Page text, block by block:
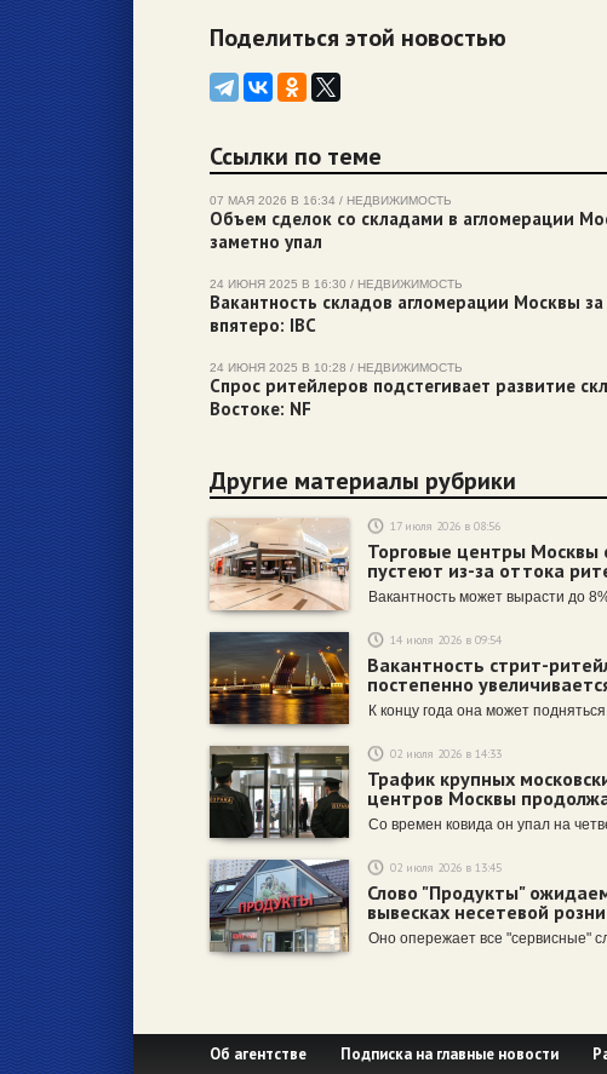
Поделиться этой новостью
Ссылки по теме
07 МАЯ 2026 В 16:34 / НЕДВИЖИМОСТЬ
Объем сделок со складами в агломерации
заметно упал
24 ИЮНЯ 2025 В 16:30 / НЕДВИЖИМОСТЬ
Вакантность складов агломерации Москвы
впятеро: IBC
24 ИЮНЯ 2025 В 10:28 / НЕДВИЖИМОСТЬ
Спрос ритейлеров подстегивает развитие
Востоке: NF
Другие материалы рубрики
17 июля 2026 в 08:56
Торговые центры Москвы
пустеют из-за оттока
Вакантность может вырасти до
14 июля 2026 в 09:54
Вакантность стрит-
постепенно
К концу года она может
02 июля 2026 в 14:33
Трафик крупных
центров Москвы
Со времен ковида он упал на
02 июля 2026 в 13:45
Слово "Продукты"
вывесках несетевой
Оно опережает все "сервисные"
Об агентстве Подписка на главные новости